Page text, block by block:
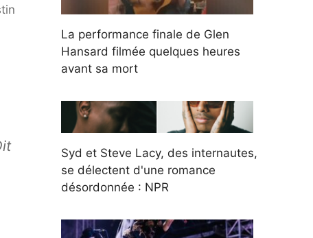
La performance finale de Glen
Hansard filmée quelques heures
avant sa mort
Syd et Steve Lacy, des internautes,
se délectent d'une romance
désordonnée : NPR